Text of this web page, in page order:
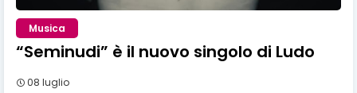
Musica
“Seminudi” è il nuovo singolo di Ludo
08 luglio